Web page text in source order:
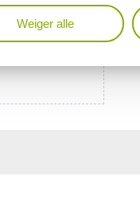
Weiger alle